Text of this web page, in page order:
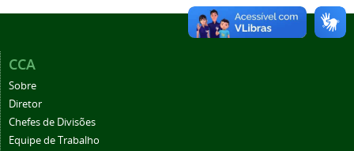
CCA
Sobre
Diretor
Chefes de Divisões
Equipe de Trabalho